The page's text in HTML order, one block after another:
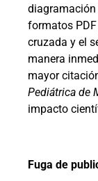
diagramación
formatos
cruzada y el
manera
mayor
Pediátrica de
impacto
Fuga de